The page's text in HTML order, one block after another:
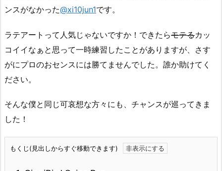
ンスがなかった@xi10jun1です。
ラテアートって人気じゃないですか！できたらモテるカッ
コイイなぁと思って一時練習したことがありますが、さす
がにプロのおセンスには勝てませんでした。誰か助けてく
ださい。
そんな僕と同じ可哀想な方々にも、チャンスが巡ってきま
した！
もくじ(見出しからすぐ移動できます)